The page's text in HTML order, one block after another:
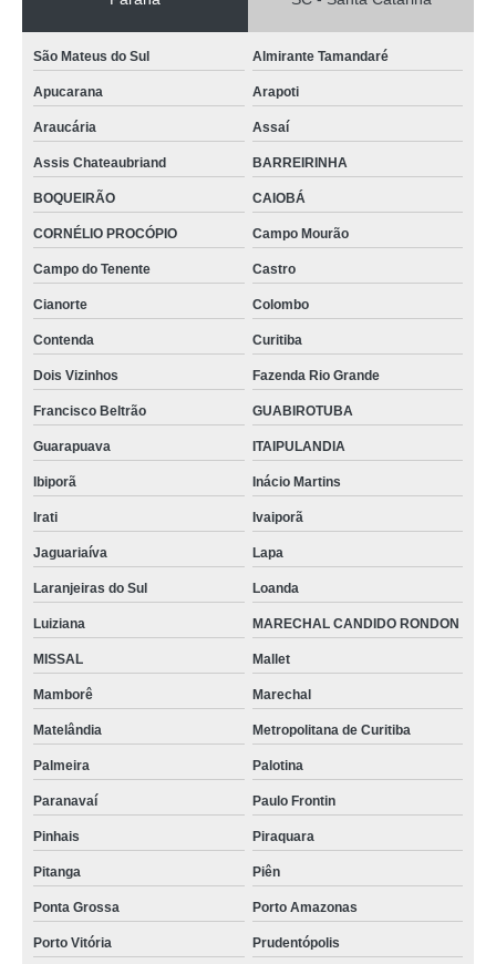
São Mateus do Sul Almirante Tamandaré
Apucarana Arapoti
Araucária Assaí
Assis Chateaubriand BARREIRINHA
BOQUEIRÃO CAIOBÁ
CORNÉLIO PROCÓPIO Campo Mourão
Campo do Tenente Castro
Cianorte Colombo
Contenda Curitiba
Dois Vizinhos Fazenda Rio Grande
Francisco Beltrão GUABIROTUBA
Guarapuava ITAIPULANDIA
Ibiporã Inácio Martins
Irati Ivaiporã
Jaguariaíva Lapa
Laranjeiras do Sul Loanda
Luiziana MARECHAL CANDIDO RONDON
MISSAL Mallet
Mamborê Marechal
Matelândia Metropolitana de Curitiba
Palmeira Palotina
Paranavaí Paulo Frontin
Pinhais Piraquara
Pitanga Piên
Ponta Grossa Porto Amazonas
Porto Vitória Prudentópolis